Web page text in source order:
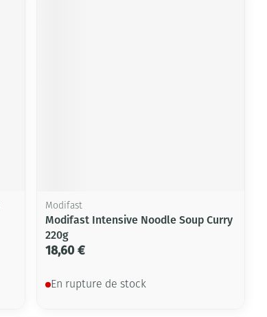
Modifast
Modifast Intensive Noodle Soup Curry
220g
18,60 €
En rupture de stock